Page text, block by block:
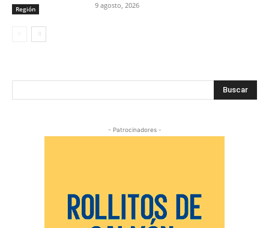
Región 9 agosto, 2026
Buscar
- Patrocinadores -